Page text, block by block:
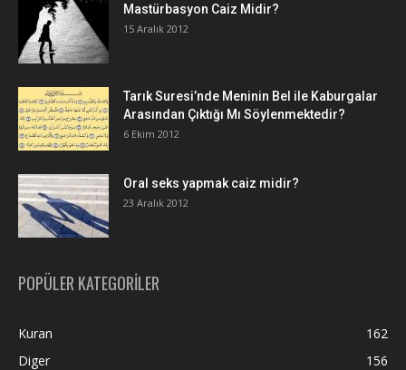
Mastürbasyon Caiz Midir?
15 Aralık 2012
Tarık Suresi’nde Meninin Bel ile Kaburgalar
Arasından Çıktığı Mı Söylenmektedir?
6 Ekim 2012
Oral seks yapmak caiz midir?
23 Aralık 2012
POPÜLER KATEGORİLER
Kuran
162
Diger
156